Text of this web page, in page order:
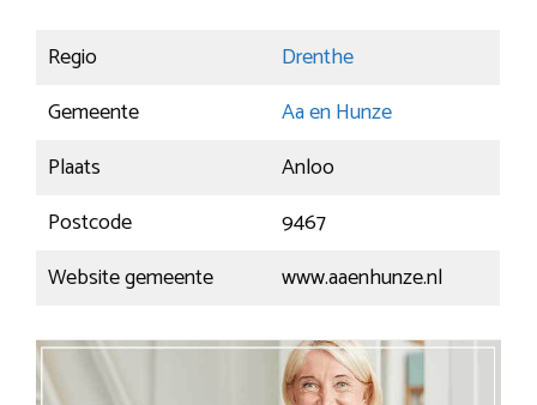
Regio
Drenthe
Gemeente
Aa en Hunze
Plaats
Anloo
Postcode
9467
Website gemeente
www.aaenhunze.nl